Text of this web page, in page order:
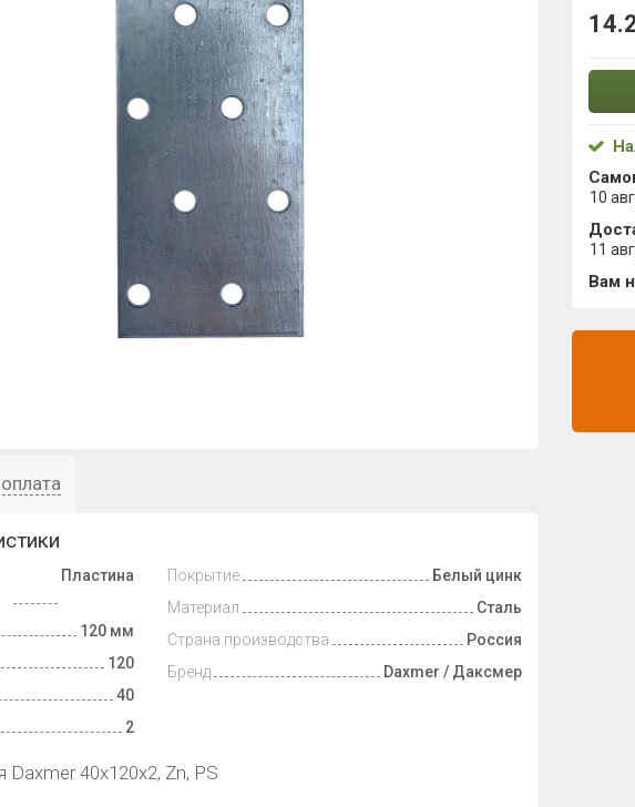
Пластина
120 мм
120
40
2
Покрытие
Белый цинк
Материал
Сталь
Страна производства
Россия
Бренд
Daxmer / Даксмер
40х120х2, Zn, PS
10
11
Вам